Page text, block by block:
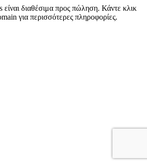
διαθέσιμα προς πώληση. Κάντε κλικ
για περισσότερες πληροφορίες.